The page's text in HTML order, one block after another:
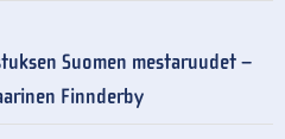
Suomen mestaruudet –
Finnderby